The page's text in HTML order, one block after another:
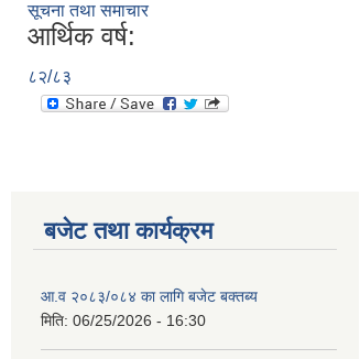
सूचना तथा समाचार
आर्थिक वर्ष:
८२/८३
बजेट तथा कार्यक्रम
आ.व २०८३/०८४ का लागि बजेट बक्तब्य
मिति: 06/25/2026 - 16:30